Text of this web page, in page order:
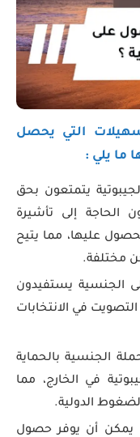
التي يحصل
ما يلي :
يتمتعون بحق
الحاجة إلى تأشيرة
عليها، مما يتيح
مختلفة.
الجنسية يستفيدون
في الانتخابات
الجنسية بالحماية
في الخارج، مما
الدولية.
يمكن أن يوفر حصول